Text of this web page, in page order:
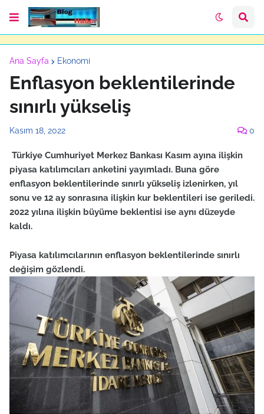
Ana Sayfa Ekonomi
Enflasyon beklentilerinde
sınırlı yükseliş
Kasım 18, 2022 0
Türkiye Cumhuriyet Merkez Bankası Kasım ayına ilişkin
piyasa katılımcıları anketini yayımladı. Buna göre
enflasyon beklentilerinde sınırlı yükseliş izlenirken, yıl
sonu ve 12 ay sonrasına ilişkin kur beklentileri ise geriledi.
2022 yılına ilişkin büyüme beklentisi ise aynı düzeyde
kaldı.
Piyasa katılımcılarının enflasyon beklentilerinde sınırlı
değişim gözlendi.